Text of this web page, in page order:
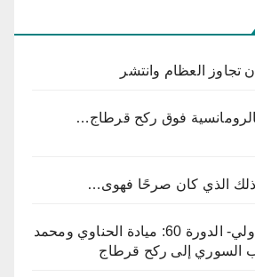
تجاوز العظام وانتشر
فوق ركح قرطاج…
الذي كان صرحًا فهوى…
مهرجان قرطاج الدولي- الدورة 60: ميادة الحناوي ومحمد
السوري إلى ركح قرطاج